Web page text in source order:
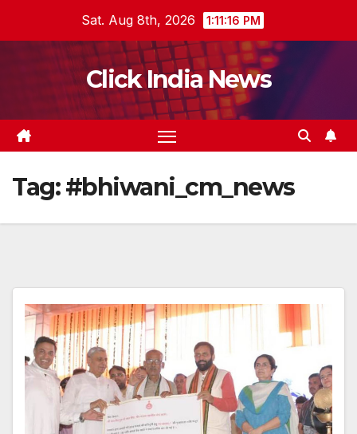
Sat. Aug 8th, 2026 1:11:17 PM
Click India News
Tag:#bhiwani_cm_news